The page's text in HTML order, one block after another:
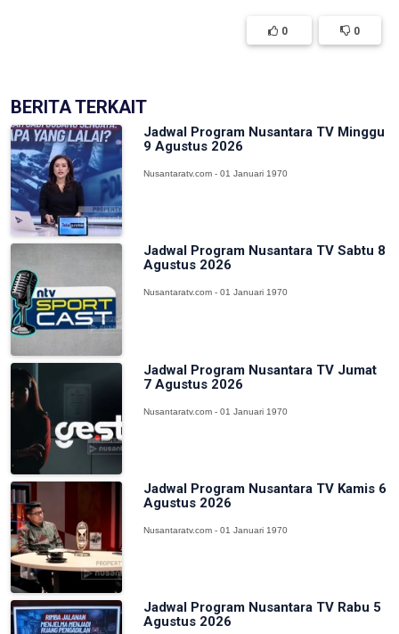
0 0
BERITA TERKAIT
Jadwal Program Nusantara TV Minggu
9 Agustus 2026
Nusantaratv.com - 01 Januari 1970
Jadwal Program Nusantara TV Sabtu 8
Agustus 2026
Nusantaratv.com - 01 Januari 1970
Jadwal Program Nusantara TV Jumat
7 Agustus 2026
Nusantaratv.com - 01 Januari 1970
Jadwal Program Nusantara TV Kamis 6
Agustus 2026
Nusantaratv.com - 01 Januari 1970
Jadwal Program Nusantara TV Rabu 5
Agustus 2026